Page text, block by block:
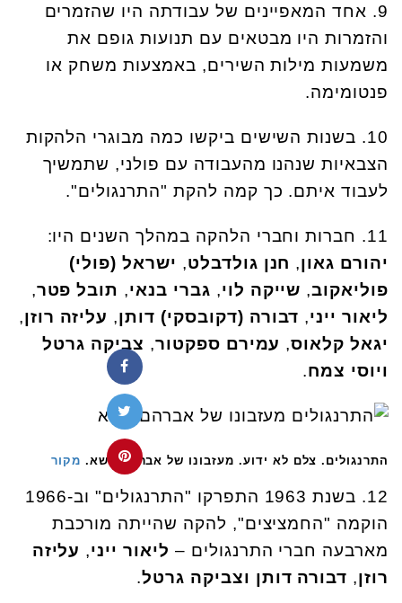
9. אחד המאפיינים של עבודתה היו שהזמרים
והזמרות היו מבטאים עם תנועות גופם את
משמעות מילות השירים, באמצעות משחק או
פנטומימה.
10. בשנות השישים ביקשו כמה מבוגרי הלהקות
הצבאיות שנהנו מהעבודה עם פולני, שתמשיך
לעבוד איתם. כך קמה להקת "התרנגולים".
11. חברות וחברי הלהקה במהלך השנים היו:
יהורם גאון, חנן גולדבלט, ישראל (פולי)
פוליאקוב, שייקה לוי, גברי בנאי, תובל פטר,
ליאור ייני, דבורה (דקובסקי) דותן, עליזה רוזן,
יגאל קלאוס, עמירם ספקטור, צביקה גרטל
ויוסי צמח.
התרנגולים. צלם לא ידוע. מעזבונו של אברהם דשא. מקור
12. בשנת 1963 התפרקו "התרנגולים" וב-1966
הוקמה "החמציצים", להקה שהייתה מורכבת
מארבעה חברי התרנגולים – ליאור ייני, עליזה
רוזן, דבורה דותן וצביקה גרטל.